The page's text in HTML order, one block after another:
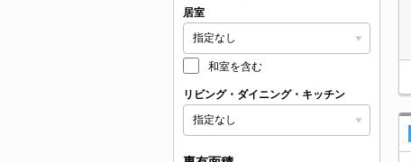
居室
和室を含む
リビング・ダイニング・キッチン